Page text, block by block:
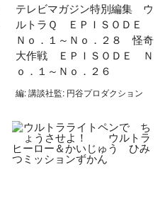
テレビマガジン特別編集 ウ
ルトラＱ ＥＰＩＳＯＤＥ
Ｎｏ．１～Ｎｏ．２８ 怪奇
大作戦 ＥＰＩＳＯＤＥ Ｎ
ｏ．１～Ｎｏ．２６
編: 講談社監: 円谷プロダクション